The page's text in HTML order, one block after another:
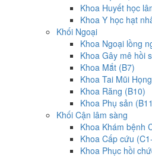
Khoa Huyết học
Khoa Y học hạt
Khối Ngoại
Khoa Ngoại lồng
Khoa Gây mê hồi
Khoa Mắt (B7)
Khoa Tai Mũi
Khoa Răng (B10)
Khoa Phụ sản
Khối Cận lâm sàng
Khoa Khám bệnh
Khoa Cấp cứu
Khoa Phục hồi